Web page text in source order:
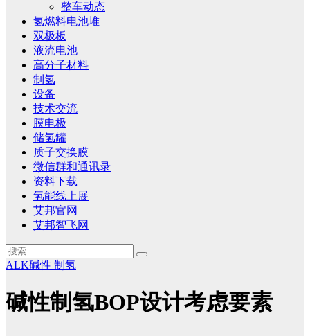
整车动态
氢燃料电池堆
双极板
液流电池
高分子材料
制氢
设备
技术交流
膜电极
储氢罐
质子交换膜
微信群和通讯录
资料下载
氢能线上展
艾邦官网
艾邦智飞网
ALK碱性 制氢
碱性制氢BOP设计考虑要素